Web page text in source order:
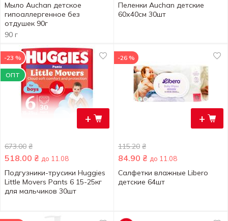
Мыло Auchan детское
гипоаллергенное без
отдушек 90г
90 г
Пеленки Auchan детские
60х40см 30шт
+
-23 %
ОПТ
673.00 ₴
518.00 ₴ до 11.08
Подгузники-трусики Huggies
Little Movers Pants 6 15-25кг
для мальчиков 30шт
+
-26 %
115.20 ₴
84.90 ₴ до 11.08
Салфетки влажные Libero
детские 64шт